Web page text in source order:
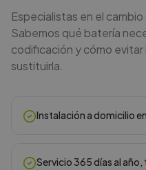
Especialistas en el
Sabemos qué batería
codificación y cómo evitar
sustituirla.
Instalación a domicilio
Servicio 365 días al